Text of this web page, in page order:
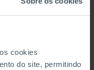
cookies
do site, permitindo